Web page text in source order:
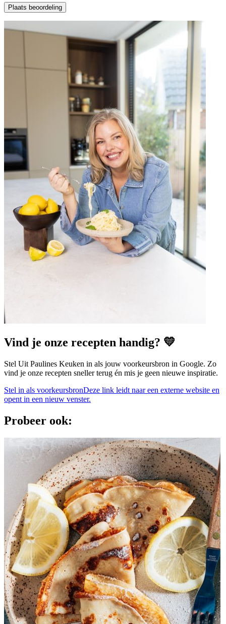
Plaats beoordeling
Vind je onze recepten handig? 💛
Stel Uit Paulines Keuken in als jouw voorkeursbron in Google. Zo
vind je onze recepten sneller terug én mis je geen nieuwe inspiratie.
Stel in als voorkeursbronDeze link leidt naar een externe website en
opent in een nieuw venster.
Probeer ook: